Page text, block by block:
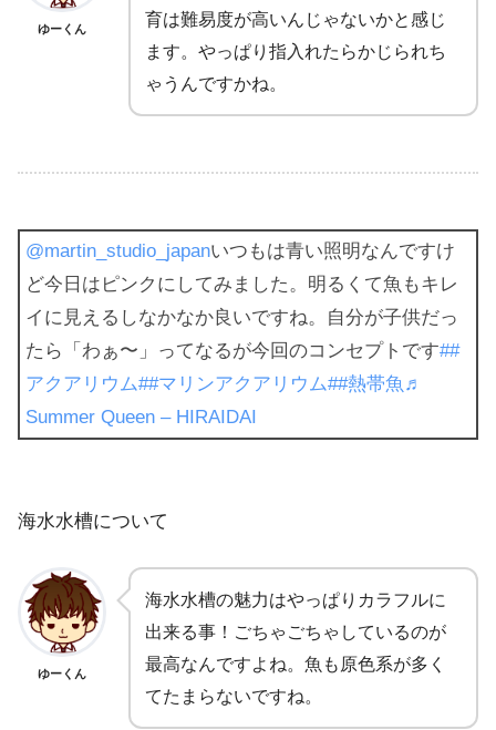
ゆーくん
育は難易度が高いんじゃないかと感じ
ます。やっぱり指入れたらかじられち
ゃうんですかね。
@martin_studio_japanいつもは青い照明なんですけ
ど今日はピンクにしてみました。明るくて魚もキレ
イに見えるしなかなか良いですね。自分が子供だっ
たら「わぁ〜」ってなるが今回のコンセプトです##
アクアリウム##マリンアクアリウム##熱帯魚♬
Summer Queen – HIRAIDAI
海水水槽について
ゆーくん
海水水槽の魅力はやっぱりカラフルに
出来る事！ごちゃごちゃしているのが
最高なんですよね。魚も原色系が多く
てたまらないですね。